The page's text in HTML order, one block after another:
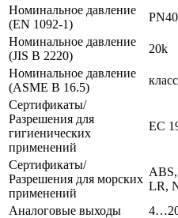
Номинальное давление
(EN 1092-1)
PN40
Номинальное давление
(JIS B 2220)
20k
Номинальное давление
(ASME B 16.5)
Сертификаты/
Разрешения для
гигиенических
применений
EC
Сертификаты/
Разрешения для морских
применений
LR,
Аналоговые выходы